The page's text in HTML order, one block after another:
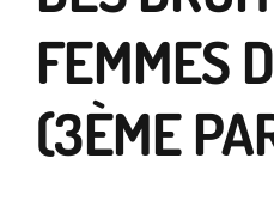
FEMMES
(3ÈME